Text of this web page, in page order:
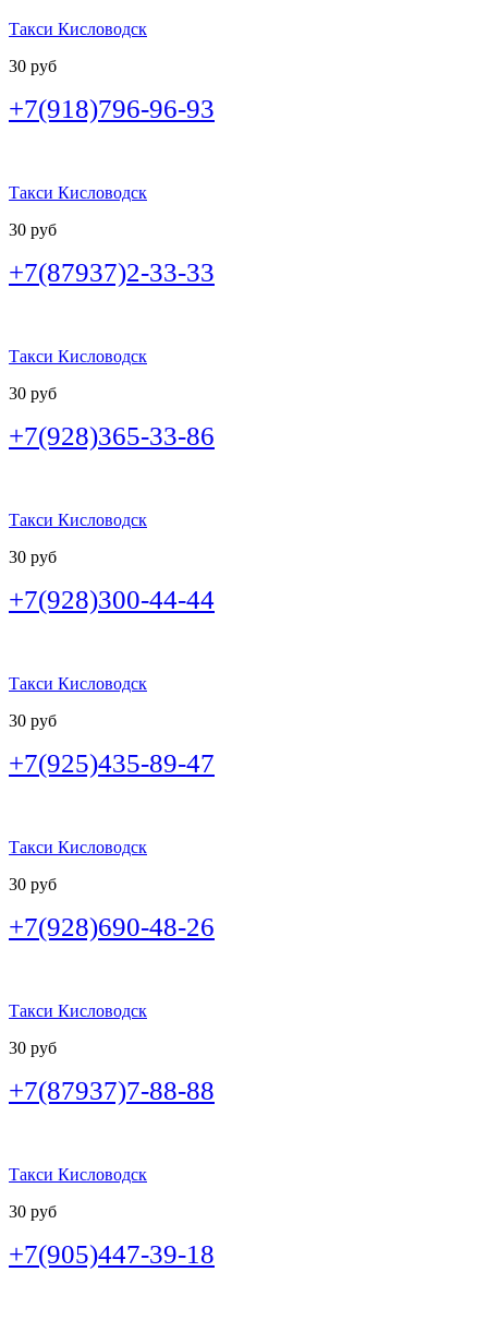
Такси Кисловодск
30 руб
+7(918)796-96-93
Такси Кисловодск
30 руб
+7(87937)2-33-33
Такси Кисловодск
30 руб
+7(928)365-33-86
Такси Кисловодск
30 руб
+7(928)300-44-44
Такси Кисловодск
30 руб
+7(925)435-89-47
Такси Кисловодск
30 руб
+7(928)690-48-26
Такси Кисловодск
30 руб
+7(87937)7-88-88
Такси Кисловодск
30 руб
+7(905)447-39-18